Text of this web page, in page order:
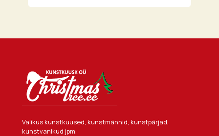
Valikus kunstkuused, kunstmännid, kunstpärjad,
kunstvanikud jpm.